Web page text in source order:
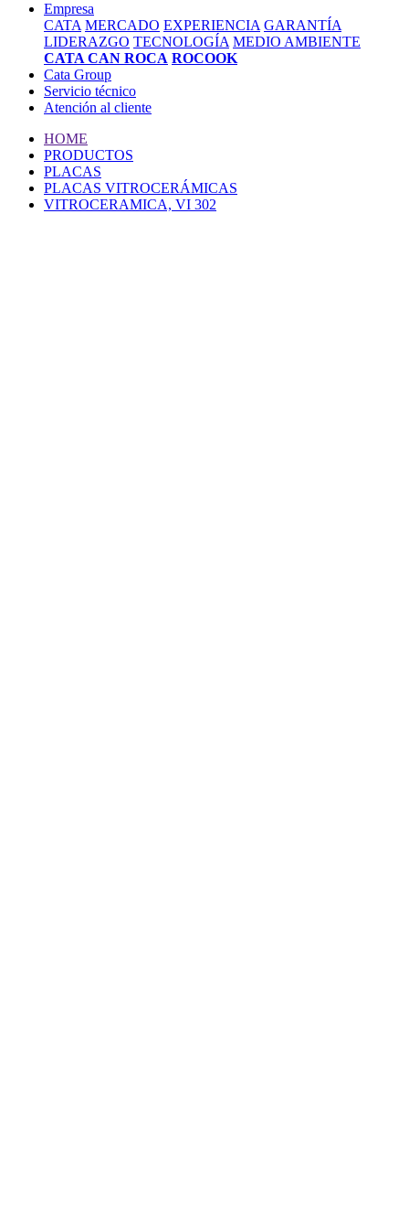
Empresa
CATA MERCADO EXPERIENCIA GARANTÍA
LIDERAZGO TECNOLOGÍA MEDIO AMBIENTE
CATA CAN ROCA ROCOOK
Cata Group
Servicio técnico
Atención al cliente
HOME
PRODUCTOS
PLACAS
PLACAS VITROCERÁMICAS
VITROCERAMICA, VI 302